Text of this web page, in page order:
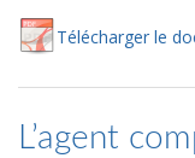
Télécharger le
L’agent